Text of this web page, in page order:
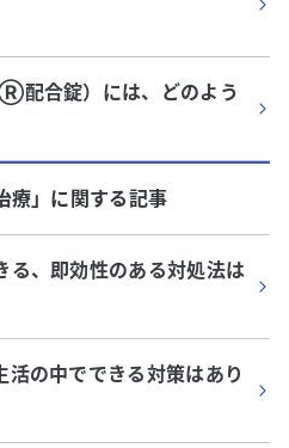
配合錠）には、どのよう
療」に関する記事
る、即効性のある対処法は
の中でできる対策はあり